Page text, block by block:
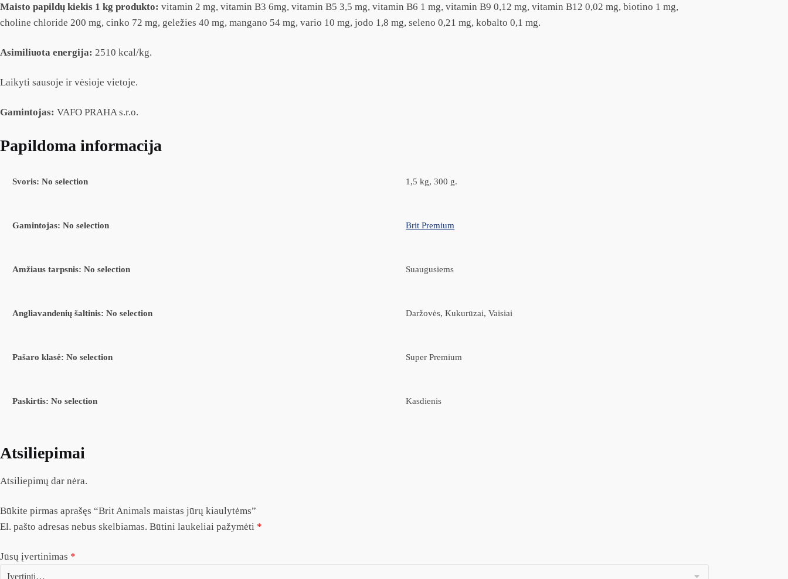
Maisto papildų kiekis 1 kg produkto: vitamin 2 mg, vitamin B3 6mg, vitamin B5 3,5 mg, vitamin B6 1 mg, vitamin B9 0,12 mg, vitamin B12 0,02 mg, biotino 1 mg,
choline chloride 200 mg, cinko 72 mg, geležies 40 mg, mangano 54 mg, vario 10 mg, jodo 1,8 mg, seleno 0,21 mg, kobalto 0,1 mg.
Asimiliuota energija: 2510 kcal/kg.
Laikyti sausoje ir vėsioje vietoje.
Gamintojas: VAFO PRAHA s.r.o.
Papildoma informacija
Svoris: No selection 1,5 kg, 300 g.
Gamintojas: No selection Brit Premium
Amžiaus tarpsnis: No selection Suaugusiems
Angliavandenių šaltinis: No selection Daržovės, Kukurūzai, Vaisiai
Pašaro klasė: No selection Super Premium
Paskirtis: No selection Kasdienis
Atsiliepimai
Atsiliepimų dar nėra.
Būkite pirmas aprašęs “Brit Animals maistas jūrų kiaulytėms”
El. pašto adresas nebus skelbiamas. Būtini laukeliai pažymėti *
Jūsų įvertinimas *